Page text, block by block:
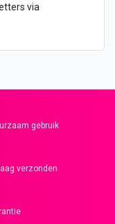
via
gebruik
verzonden